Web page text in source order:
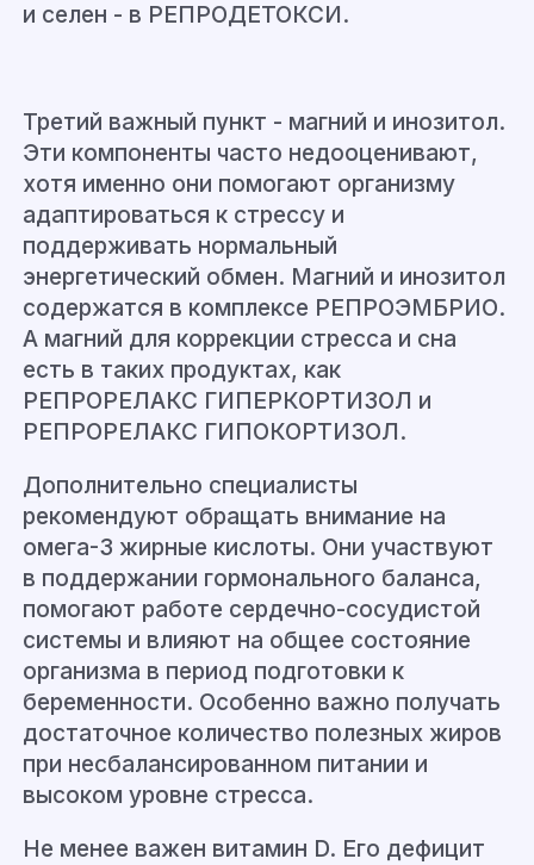
и селен - в РЕПРОДЕТОКСИ.
Третий важный пункт - магний и инозитол.
Эти компоненты часто недооценивают,
хотя именно они помогают организму
адаптироваться к стрессу и
поддерживать нормальный
энергетический обмен. Магний и инозитол
содержатся в комплексе РЕПРОЭМБРИО.
А магний для коррекции стресса и сна
есть в таких продуктах, как
РЕПРОРЕЛАКС ГИПЕРКОРТИЗОЛ и
РЕПРОРЕЛАКС ГИПОКОРТИЗОЛ.
Дополнительно специалисты
рекомендуют обращать внимание на
омега-3 жирные кислоты. Они участвуют
в поддержании гормонального баланса,
помогают работе сердечно-сосудистой
системы и влияют на общее состояние
организма в период подготовки к
беременности. Особенно важно получать
достаточное количество полезных жиров
при несбалансированном питании и
высоком уровне стресса.
Не менее важен витамин D. Его дефицит